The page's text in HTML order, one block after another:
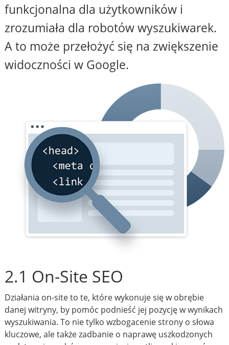
funkcjonalna dla użytkowników i
zrozumiała dla robotów wyszukiwarek.
A to może przełożyć się na zwiększenie
widoczności w Google.
2.1 On-Site SEO
Działania on-site to te, które wykonuje się w obrębie
danej witryny, by pomóc podnieść jej pozycję w wynikach
wyszukiwania. To nie tylko wzbogacenie strony o słowa
kluczowe, ale także zadbanie o naprawę uszkodzonych